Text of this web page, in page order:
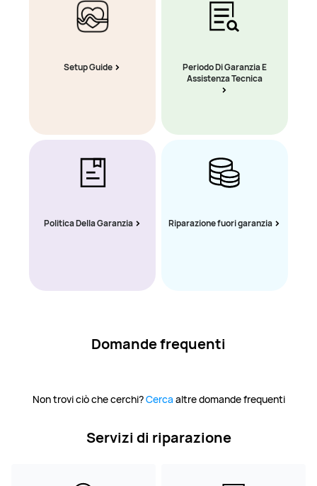
Setup Guide
Periodo Di Garanzia E
Assistenza Tecnica
Politica Della Garanzia Riparazione fuori garanzia
Domande frequenti
Non trovi ciò che cerchi?Cerca altre domande frequenti
Servizi di riparazione